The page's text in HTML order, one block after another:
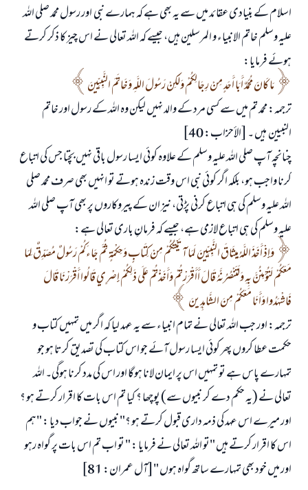
اسلام کے بنیادی عقائد میں سے یہ بھی ہے کہ ہمارے نبی اور رسول محمد صلی اللہ
علیہ وسلم خاتم الانبیاء و المرسلین ہیں، جیسے کہ اللہ تعالی نے اس چیز کا ذکر کرتے
ہوئے فرمایا:
مَا كَانَ مُحَمَّدٌ أَبَا أَحَدٍ مِنْ رِجَالِكُمْ وَلَكِنْ رَسُولَ اللَّهِ وَخَاتَمَ النَّبِيِّينَ
ترجمہ: محمد تم میں سے کسی مرد کے والد نہیں لیکن وہ اللہ کے رسول اور خاتم
النبیین ہیں ۔ [الأحزاب: 40]
چنانچہ آپ صلی اللہ علیہ وسلم کے علاوہ کوئی ایسا رسول باقی نہیں بچتا جس کی اتباع
کرنا واجب ہو، بلکہ اگر کوئی نبی اس وقت زندہ ہوتے تو انہیں بھی صرف محمد صلی
اللہ علیہ وسلم کی ہی اتباع کرنی پڑتی، نیز ان کے پیروکاروں پر بھی آپ صلی اللہ
علیہ وسلم کی ہی اتباع لازمی ہے، جیسے کہ فرمانِ باری تعالی ہے:
وَإِذْ أَخَذَ اللَّهُ مِيثَاقَ النَّبِيِّينَ لَمَا آتَيْتُكُمْ مِنْ كِتَابٍ وَحِكْمَةٍ ثُمَّ جَاءَكُمْ رَسُولٌ مُصَدِّقٌ لِمَا
مَعَكُمْ لَتُؤْمِنُنَّ بِهِ وَلَتَنْصُرُنَّهُ قَالَ أَأَقْرَرْتُمْ وَأَخَذْتُمْ عَلَى ذَلِكُمْ إِصْرِي قَالُوا أَقْرَرْنَا قَالَ
فَاشْهَدُوا وَأَنَا مَعَكُمْ مِنَ الشَّاهِدِينَ
ترجمہ: اور جب اللہ تعالی نے تمام انبیاء سے یہ عہد لیا کہ اگر میں تمہیں کتاب و
حکمت عطا کروں پھر کوئی ایسا رسول آئے جو اس کتاب کی تصدیق کرتا ہو جو
تمہارے پاس ہے تو تمہیں اس پر ایمان لانا ہوگا اور اس کی مدد کرنا ہوگی۔ اللہ
تعالی نے (یہ حکم دے کر نبیوں سے) پوچھا ؟ کیا تم اس بات کا اقرار کرتے ہو ؟
اور میرے اس عہد کی ذمہ داری قبول کرتے ہو ؟" نبیوں نے جواب دیا : "ہم
اس کا اقرار کرتے ہیں "تو اللہ تعالی نے فرمایا : " تو اب تم اس بات پر گواہ رہو
اور میں خود بھی تمہارے ساتھ گواہ ہوں "[آل عمران: 81]